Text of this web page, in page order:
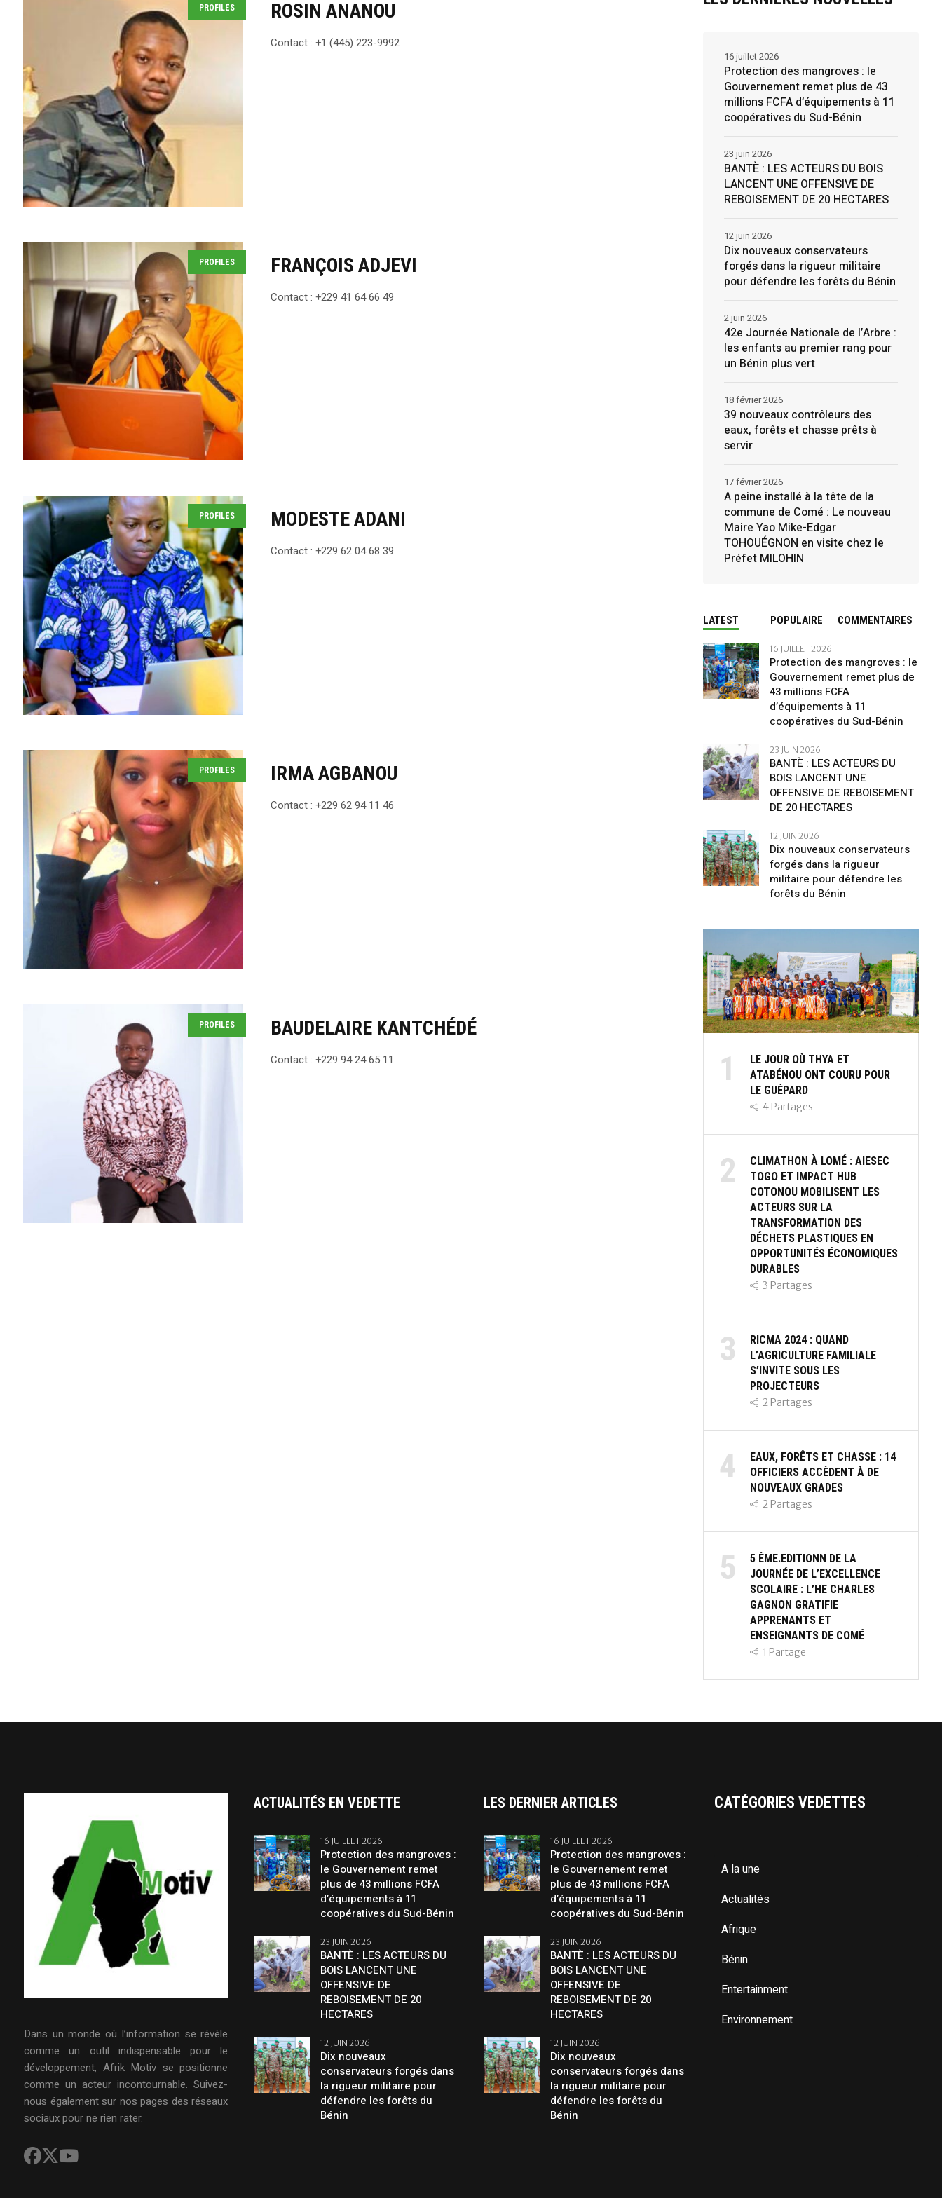
PROFILES ROSIN ANANOU
Contact : +1 (445) 223-9992
PROFILES FRANÇOIS ADJEVI
Contact : +229 41 64 66 49
PROFILES MODESTE ADANI
Contact : +229 62 04 68 39
PROFILES IRMA AGBANOU
Contact : +229 62 94 11 46
PROFILES BAUDELAIRE KANTCHÉDÉ
Contact : +229 94 24 65 11
Protection des mangroves : le
Gouvernement remet plus de 43
millions FCFA d’équipements à 11
coopératives du Sud-Bénin
16 juillet 2026
BANTÈ : LES ACTEURS DU BOIS
LANCENT UNE OFFENSIVE DE
REBOISEMENT DE 20 HECTARES
23 juin 2026
Dix nouveaux conservateurs
forgés dans la rigueur militaire
pour défendre les forêts du Bénin
12 juin 2026
42e Journée Nationale de l’Arbre :
les enfants au premier rang pour
un Bénin plus vert
2 juin 2026
39 nouveaux contrôleurs des
eaux, forêts et chasse prêts à
servir
18 février 2026
A peine installé à la tête de la
commune de Comé : Le nouveau
Maire Yao Mike-Edgar
TOHOUÉGNON en visite chez le
Préfet MILOHIN
17 février 2026
LATEST POPULAIRE COMMENTAIRES
16 JUILLET 2026
Protection des mangroves : le
Gouvernement remet plus de
43 millions FCFA
d’équipements à 11
coopératives du Sud-Bénin
23 JUIN 2026
BANTÈ : LES ACTEURS DU
BOIS LANCENT UNE
OFFENSIVE DE REBOISEMENT
DE 20 HECTARES
12 JUIN 2026
Dix nouveaux conservateurs
forgés dans la rigueur
militaire pour défendre les
forêts du Bénin
1
LE JOUR OÙ THYA ET
ATABÉNOU ONT COURU POUR
LE GUÉPARD
4 Partages
2
CLIMATHON À LOMÉ : AIESEC
TOGO ET IMPACT HUB
COTONOU MOBILISENT LES
ACTEURS SUR LA
TRANSFORMATION DES
DÉCHETS PLASTIQUES EN
OPPORTUNITÉS ÉCONOMIQUES
DURABLES
3 Partages
3
RICMA 2024 : QUAND
L’AGRICULTURE FAMILIALE
S’INVITE SOUS LES
PROJECTEURS
2 Partages
4
EAUX, FORÊTS ET CHASSE : 14
OFFICIERS ACCÈDENT À DE
NOUVEAUX GRADES
2 Partages
5
5 ÈME.EDITIONN DE LA
JOURNÉE DE L’EXCELLENCE
SCOLAIRE : L’HE CHARLES
GAGNON GRATIFIE
APPRENANTS ET
ENSEIGNANTS DE COMÉ
1 Partage
Dans un monde où l’information se révèle
comme un outil indispensable pour le
développement, Afrik Motiv se positionne
comme un acteur incontournable. Suivez-
nous également sur nos pages des réseaux
sociaux pour ne rien rater.
ACTUALITÉS EN VEDETTE
16 JUILLET 2026
Protection des mangroves :
le Gouvernement remet
plus de 43 millions FCFA
d’équipements à 11
coopératives du Sud-Bénin
23 JUIN 2026
BANTÈ : LES ACTEURS DU
BOIS LANCENT UNE
OFFENSIVE DE
REBOISEMENT DE 20
HECTARES
12 JUIN 2026
Dix nouveaux
conservateurs forgés dans
la rigueur militaire pour
défendre les forêts du
Bénin
LES DERNIER ARTICLES
16 JUILLET 2026
Protection des mangroves :
le Gouvernement remet
plus de 43 millions FCFA
d’équipements à 11
coopératives du Sud-Bénin
23 JUIN 2026
BANTÈ : LES ACTEURS DU
BOIS LANCENT UNE
OFFENSIVE DE
REBOISEMENT DE 20
HECTARES
12 JUIN 2026
Dix nouveaux
conservateurs forgés dans
la rigueur militaire pour
défendre les forêts du
Bénin
CATÉGORIES VEDETTES
A la une
Actualités
Afrique
Bénin
Entertainment
Environnement